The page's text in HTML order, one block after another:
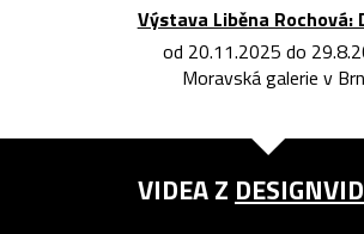
Výstava Liběna Rochová:
od 20.11.2025 do
Moravská galerie v
VIDEA Z